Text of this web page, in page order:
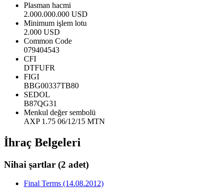
Plasman hacmi
2.000.000.000 USD
Minimum işlem lotu
2.000 USD
Common Code
079404543
CFI
DTFUFR
FIGI
BBG00337TB80
SEDOL
B87QG31
Menkul değer sembolü
AXP 1.75 06/12/15 MTN
İhraç Belgeleri
Nihai şartlar (2 adet)
Final Terms (14.08.2012)